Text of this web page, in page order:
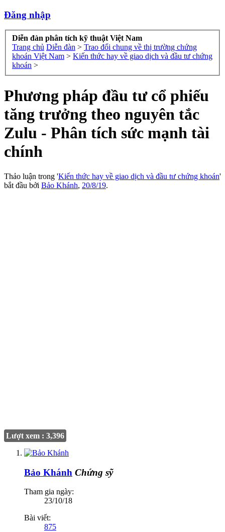
Đăng nhập
Diễn đàn phân tích kỹ thuật Việt Nam
Trang chủ Diễn đàn > Trao đổi chung về thị trường chứng
khoán Việt Nam > Kiến thức hay về giao dịch và đầu tư chứng
khoán >
Phương pháp đầu tư cổ phiếu
tăng trưởng theo nguyên tắc
Zulu - Phân tích sức mạnh tài
chính
Thảo luận trong 'Kiến thức hay về giao dịch và đầu tư chứng khoán'
bắt đầu bởi Bảo Khánh, 20/8/19.
Lượt xem : 3,396
Bảo Khánh Chứng sỹ
Tham gia ngày:
23/10/18
Bài viết:
875